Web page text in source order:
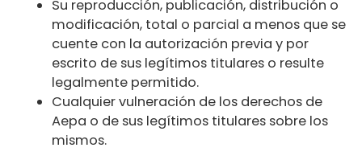
Su reproducción, publicación, distribución o
modificación, total o parcial a menos que se
cuente con la autorización previa y por
escrito de sus legítimos titulares o resulte
legalmente permitido.
Cualquier vulneración de los derechos de
Aepa o de sus legítimos titulares sobre los
mismos.